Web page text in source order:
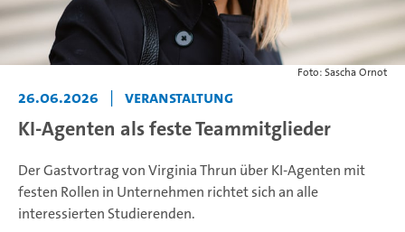
Foto: Sascha Ornot
26.06.2026 Veranstaltung
KI-Agenten als feste Teammitglieder
Der Gastvortrag von Virginia Thrun über KI-Agenten mit
festen Rollen in Unternehmen richtet sich an alle
interessierten Studierenden.